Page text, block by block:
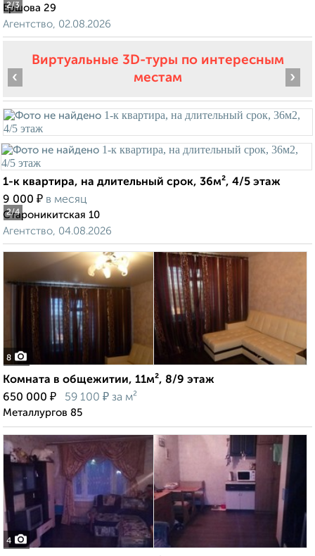
2/3
Ершова 29
Агентство, 02.08.2026
Виртуальные 3D-туры по интересным
местам
2/4
‹ ›
1-к квартира, на длительный срок, 36м², 4/5 этаж
9 000 ₽ в месяц
Староникитская 10
Агентство, 04.08.2026
8
Комната в общежитии, 11м², 8/9 этаж
650 000 ₽ 59 100 ₽ за м²
Металлургов 85
4